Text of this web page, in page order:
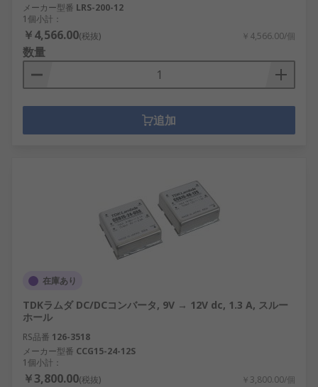
メーカー型番 LRS-200-12
1個小計：
￥4,566.00(税抜) ￥4,566.00/個
数量
追加
在庫あり
TDKラムダ DC/DCコンバータ, 9V → 12V dc, 1.3 A, スルー
ホール
RS品番 126-3518
メーカー型番 CCG15-24-12S
1個小計：
￥3,800.00(税抜) ￥3,800.00/個